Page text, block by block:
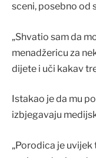
sceni, posebno od
„Shvatio sam da
menadžericu za
dijete i uči kakav
Istakao je da mu
izbjegavaju
„Porodica je uvijek